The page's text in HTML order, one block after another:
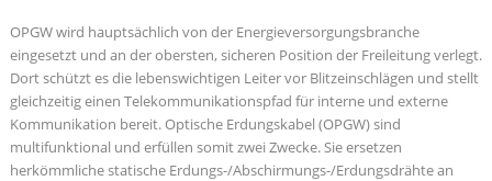
OPGW wird hauptsächlich von der Energieversorgungsbranche
eingesetzt und an der obersten, sicheren Position der Freileitung verlegt.
Dort schützt es die lebenswichtigen Leiter vor Blitzeinschlägen und stellt
gleichzeitig einen Telekommunikationspfad für interne und externe
Kommunikation bereit. Optische Erdungskabel (OPGW) sind
multifunktional und erfüllen somit zwei Zwecke. Sie ersetzen
herkömmliche statische Erdungs-/Abschirmungs-/Erdungsdrähte an